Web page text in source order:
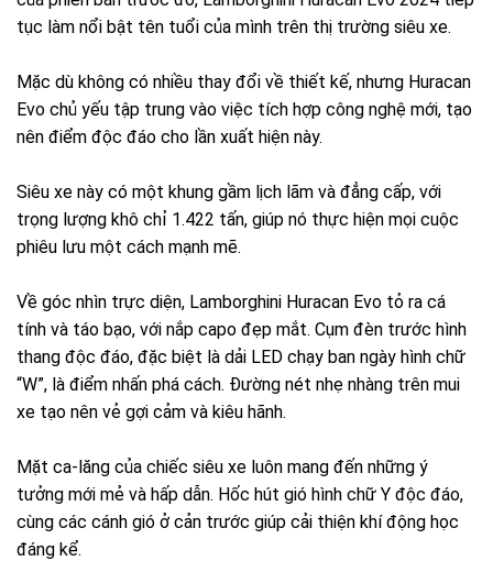
tục làm nổi bật tên tuổi của mình trên thị trường siêu xe.
Mặc dù không có nhiều thay đổi về thiết kế, nhưng Huracan
Evo chủ yếu tập trung vào việc tích hợp công nghệ mới, tạo
nên điểm độc đáo cho lần xuất hiện này.
Siêu xe này có một khung gầm lịch lãm và đẳng cấp, với
trọng lượng khô chỉ 1.422 tấn, giúp nó thực hiện mọi cuộc
phiêu lưu một cách mạnh mẽ.
Về góc nhìn trực diện, Lamborghini Huracan Evo tỏ ra cá
tính và táo bạo, với nắp capo đẹp mắt. Cụm đèn trước hình
thang độc đáo, đặc biệt là dải LED chạy ban ngày hình chữ
“W”, là điểm nhấn phá cách. Đường nét nhẹ nhàng trên mui
xe tạo nên vẻ gợi cảm và kiêu hãnh.
Mặt ca-lăng của chiếc siêu xe luôn mang đến những ý
tưởng mới mẻ và hấp dẫn. Hốc hút gió hình chữ Y độc đáo,
cùng các cánh gió ở cản trước giúp cải thiện khí động học
đáng kể.